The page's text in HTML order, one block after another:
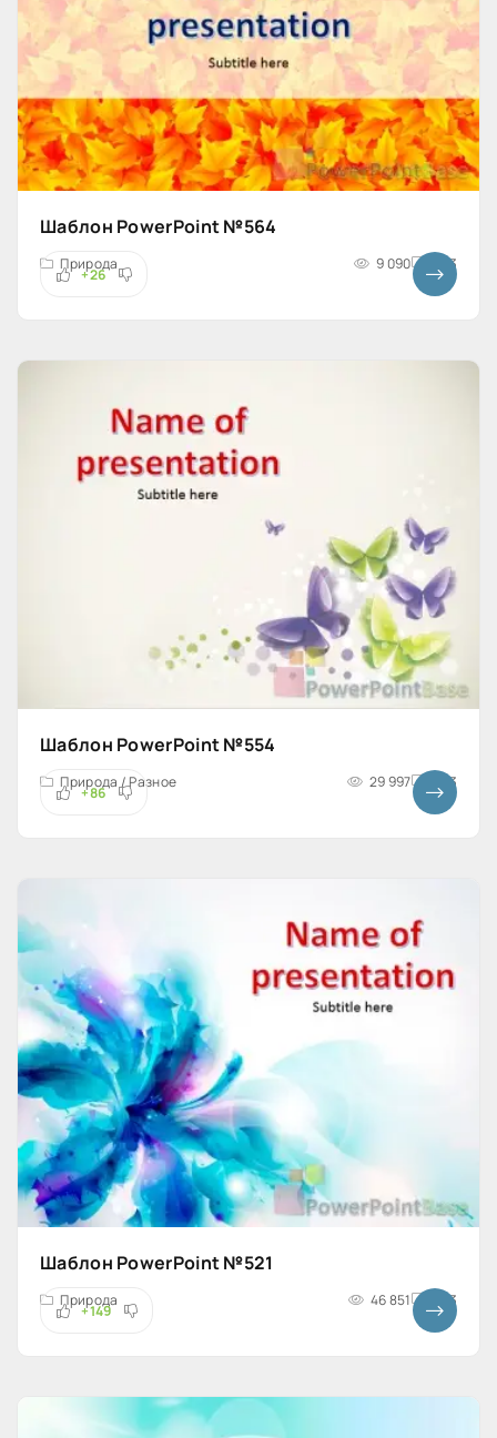
Шаблон PowerPoint №564
Природа 9 090 4x3
+26
Шаблон PowerPoint №554
Природа / Разное 29 997 4x3
+86
Шаблон PowerPoint №521
Природа 46 851 4x3
+149